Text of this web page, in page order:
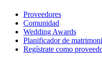
Proveedores
Comunidad
Wedding Awards
Planificador de
Regístrate como